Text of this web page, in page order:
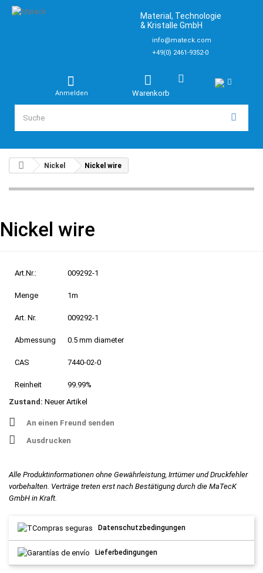
Material, Technologie
& Kristalle GmbH
info@mateck.com
+49(0) 2461-9352-0
Warenkorb
Anmelden
Nickel Nickel wire
Nickel wire
Art.Nr.: 009292-1
Menge 1m
Art. Nr. 009292-1
Abmessung 0.5 mm diameter
CAS 7440-02-0
Reinheit
99.99%
Zustand: Neuer Artikel
An einen Freund senden
Ausdrucken
Alle Produktinformationen ohne Gewährleistung, Irrtümer und Druckfehler
vorbehalten. Verträge treten erst nach Bestätigung durch die MaTecK
GmbH in Kraft.
Datenschutzbedingungen
Lieferbedingungen